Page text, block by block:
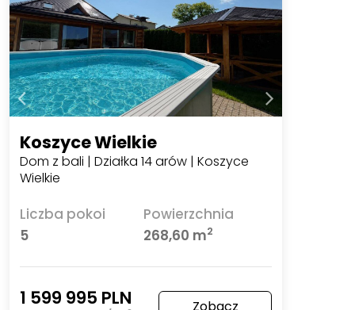
Koszyce Wielkie
Dom z bali | Działka 14 arów | Koszyce
Wielkie
Liczba pokoi
5
Powierzchnia
268,60 m2
1 599 995 PLN Zobacz